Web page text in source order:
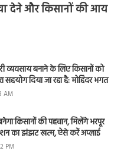
देने और किसानों की आय
व्यवसाय बनाने के लिए किसानों को
सहयोग दिया जा रहा है: मोहिंदर भगत
AM
किसानों की पहचान, मिलेंगे भरपूर
का झंझट खत्म, ऐसे करें अप्लाई
PM